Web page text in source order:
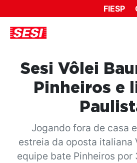
FIESP
Sesi Vôlei
Pinheiros e
Jogando fora de casa
estreia da oposta italiana
equipe bate Pinheiros por